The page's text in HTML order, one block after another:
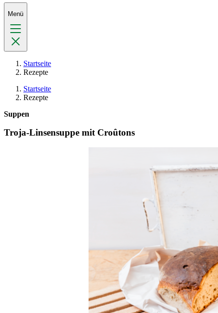
Menü
Startseite
Rezepte
Startseite
Rezepte
Suppen
Troja-Linsensuppe mit Croûtons